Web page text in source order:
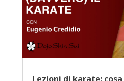
Lezioni di karate: